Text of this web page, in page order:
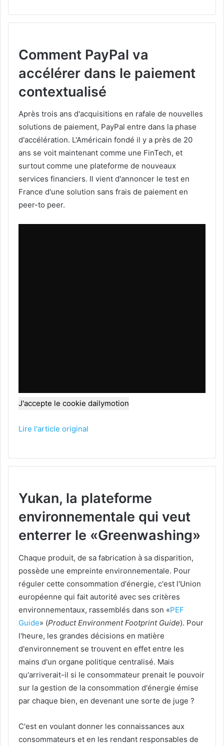
Comment PayPal va
accélérer dans le paiement
contextualisé
Après trois ans d'acquisitions en rafale de nouvelles
solutions de paiement, PayPal entre dans la phase
d'accélération. L'Américain fondé il y a près de 20
ans se voit maintenant comme une FinTech, et
surtout comme une plateforme de nouveaux
services financiers. Il vient d'annoncer le test en
France d'une solution sans frais de paiement en
peer-to peer.
J'accepte le cookie dailymotion
Lire l'article original
Yukan, la plateforme
environnementale qui veut
enterrer le «Greenwashing»
Chaque produit, de sa fabrication à sa disparition,
possède une empreinte environnementale. Pour
réguler cette consommation d'énergie, c'est l'Union
européenne qui fait autorité avec ses critères
environnementaux, rassemblés dans son «PEF
Guide» (Product Environment Footprint Guide). Pour
l'heure, les grandes décisions en matière
d'environnement se trouvent en effet entre les
mains d'un organe politique centralisé. Mais
qu'arriverait-il si le consommateur prenait le pouvoir
sur la gestion de la consommation d'énergie émise
par chaque bien, en devenant une sorte de juge ?
C'est en voulant donner les connaissances aux
consommateurs et en les rendant responsables de